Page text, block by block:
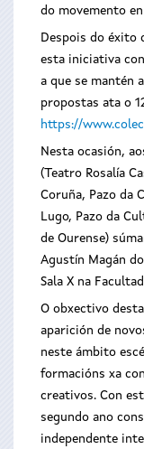
do movemento
Despois do éxito
esta iniciativa
a que se mantén
propostas ata o
https://
Nesta ocasión,
(Teatro Rosalía
Coruña, Pazo da
Lugo, Pazo da
de Ourense)
Agustín Magán
Sala X na
O obxectivo
aparición de
neste ámbito
formacións xa
creativos. Con
segundo ano
independente